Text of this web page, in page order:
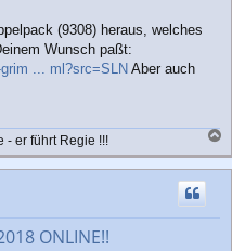
(9308) heraus, welches
Wunsch paßt:
... ml?src=SLN Aber auch
- er führt Regie !!!
a
c
ONLINE!!